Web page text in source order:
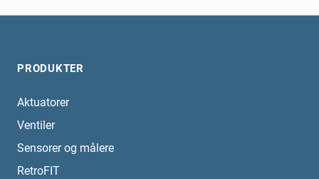
PRODUKTER
Aktuatorer
Ventiler
Sensorer og målere
RetroFIT